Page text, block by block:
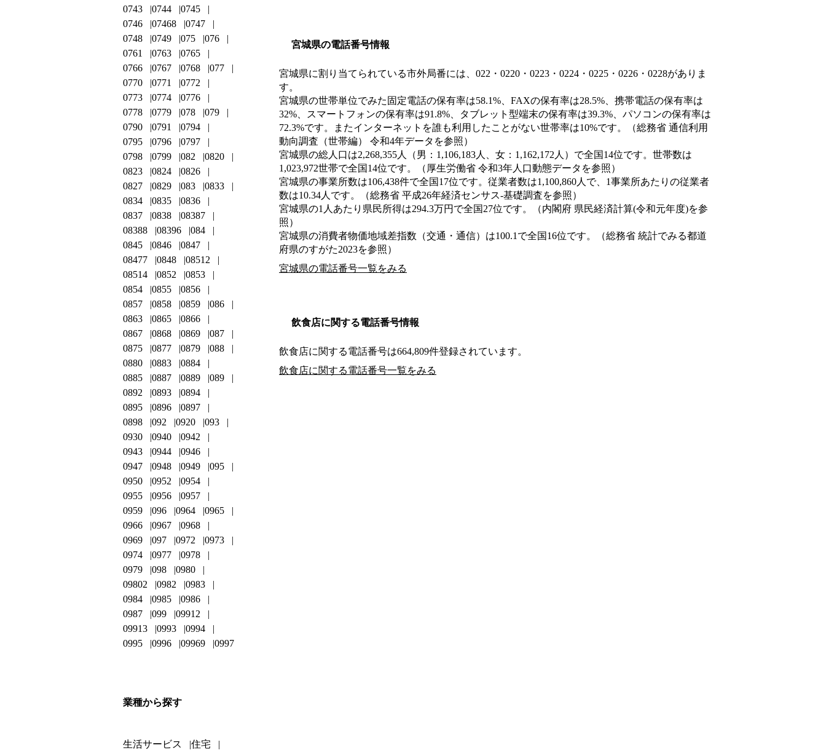
宮城県の電話番号情報
宮城県に割り当てられている市外局番には、022・0220・0223・0224・0225・0226・0228がありま
す。
宮城県の世帯単位でみた固定電話の保有率は58.1%、FAXの保有率は28.5%、携帯電話の保有率は
32%、スマートフォンの保有率は91.8%、タブレット型端末の保有率は39.3%、パソコンの保有率は
72.3%です。またインターネットを誰も利用したことがない世帯率は10%です。（総務省 通信利用
動向調査（世帯編） 令和4年データを参照）
宮城県の総人口は2,268,355人（男：1,106,183人、女：1,162,172人）で全国14位です。世帯数は
1,023,972世帯で全国14位です。（厚生労働省 令和3年人口動態データを参照）
宮城県の事業所数は106,438件で全国17位です。従業者数は1,100,860人で、1事業所あたりの従業者
数は10.34人です。（総務省 平成26年経済センサス‐基礎調査を参照）
宮城県の1人あたり県民所得は294.3万円で全国27位です。（内閣府 県民経済計算(令和元年度)を参
照）
宮城県の消費者物価地域差指数（交通・通信）は100.1で全国16位です。（総務省 統計でみる都道
府県のすがた2023を参照）
宮城県の電話番号一覧をみる
飲食店に関する電話番号情報
飲食店に関する電話番号は664,809件登録されています。
飲食店に関する電話番号一覧をみる
0743
0744
0745
0746
07468
0747
0748
0749 075
076
0761
0763
0765
0766
0767 0768
077
0770
0771
0772
0773
0774
0776
0778
0779 078
079
0790
0791
0794
0795
0796
0797
0798
0799 082
0820
0823
0824
0826
0827
0829 083
0833
0834
0835
0836
0837
0838
08387
08388
08396
084
0845
0846
0847
08477
0848
08512
08514
0852
0853
0854
0855
0856
0857
0858 0859
086
0863
0865
0866
0867
0868 0869
087
0875
0877 0879
088
0880
0883
0884
0885
0887 0889
089
0892
0893
0894
0895
0896
0897
0898
092 0920
093
0930
0940
0942
0943
0944
0946
0947
0948 0949
095
0950
0952
0954
0955
0956
0957
0959
096 0964
0965
0966
0967
0968
0969
097 0972
0973
0974
0977
0978
0979
098
0980
09802
0982
0983
0984
0985
0986
0987
099
09912
09913
0993
0994
0995
0996 09969 0997
業種から探す
生活サービス 住宅